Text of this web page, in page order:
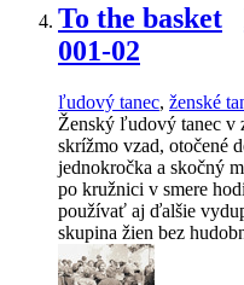
To the basket
001-02
ľudový tanec, ženské
Ženský ľudový tanec v
skrížmo vzad, otočené
jednokročka a skočný
po kružnici v smere
používať aj ďalšie
skupina žien bez